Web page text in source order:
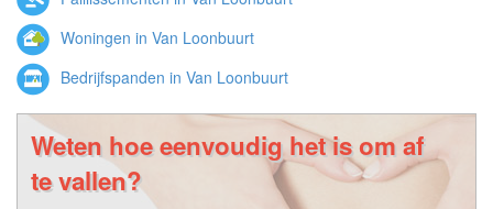
Woningen in Van Loonbuurt
Bedrijfspanden in Van Loonbuurt
Weten hoe eenvoudig het is om af
te vallen?